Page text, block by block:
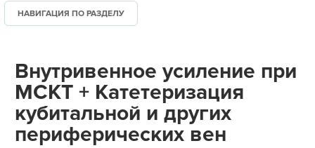
ПАЦИЕНТУ
ПРАВОВАЯ ИНФОРМАЦИЯ
НАВИГАЦИЯ ПО РАЗДЕЛУ
Внутривенное усиление при
МСКТ + Катетеризация
кубитальной и других
периферических вен